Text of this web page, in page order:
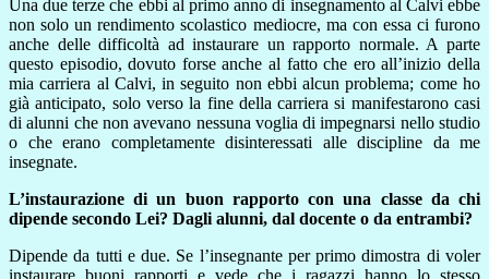
Una due terze che ebbi al primo anno di insegnamento al Calvi ebbe
non solo un rendimento scolastico mediocre, ma con essa ci furono
anche delle difficoltà ad instaurare un rapporto normale. A parte
questo episodio, dovuto forse anche al fatto che ero all’inizio della
mia carriera al Calvi, in seguito non ebbi alcun problema; come ho
già anticipato, solo verso la fine della carriera si manifestarono casi
di alunni che non avevano nessuna voglia di impegnarsi nello studio
o che erano completamente disinteressati alle discipline da me
insegnate.
L’instaurazione di un buon rapporto con una classe da chi
dipende secondo Lei? Dagli alunni, dal docente o da entrambi?
Dipende da tutti e due. Se l’insegnante per primo dimostra di voler